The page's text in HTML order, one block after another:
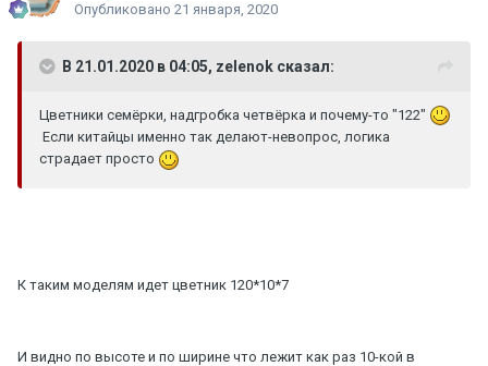
Опубликовано 21 января, 2020
В 21.01.2020 в 04:05, zelenok сказал:
Цветники семёрки, надгробка четвёрка и почему-то "122"
Если китайцы именно так делают-невопрос, логика
страдает просто
К таким моделям идет цветник 120*10*7
И видно по высоте и по ширине что лежит как раз 10-кой в